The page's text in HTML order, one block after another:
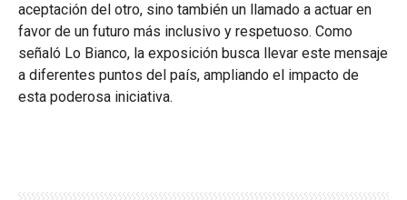
aceptación del otro, sino también un llamado a actuar en
favor de un futuro más inclusivo y respetuoso. Como
señaló Lo Bianco, la exposición busca llevar este mensaje
a diferentes puntos del país, ampliando el impacto de
esta poderosa iniciativa.